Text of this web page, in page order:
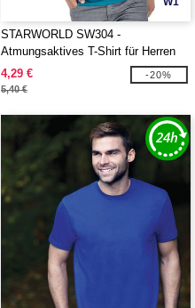
STARWORLD SW304 -
Atmungsaktives T-Shirt für Herren
4,29 €
5,40 €
-20%